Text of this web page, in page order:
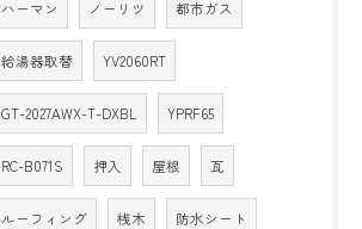
ハーマン ノーリツ 都市ガス
給湯器取替 YV2060RT
GT-2027AWX-T-DXBL YPRF65
RC-B071S 押入 屋根 瓦
ルーフィング 桟木 防水シート